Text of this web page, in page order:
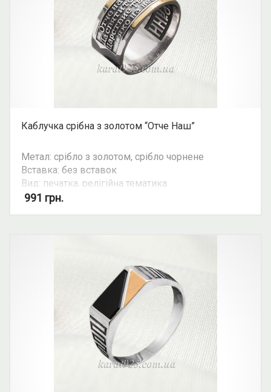
Каблучка срібна з золотом “Отче Наш”
Метал: срібло з золотом, срібло чорнене
Вставка: без вставок
Вид: печатка, релігійна тематика
991 грн.